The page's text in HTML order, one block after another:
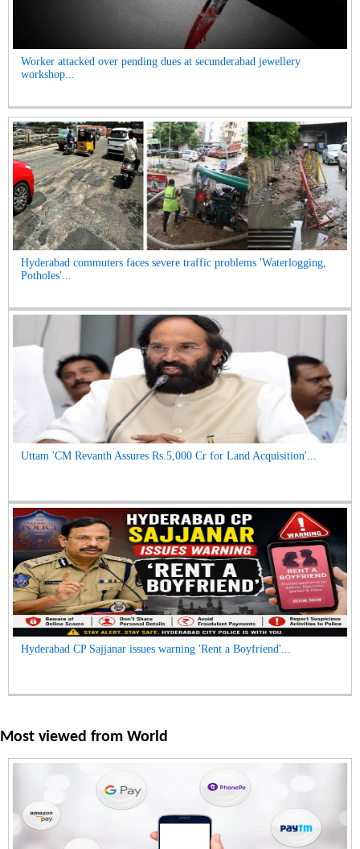
Worker attacked over pending dues at secunderabad jewellery
workshop...
Hyderabad commuters faces severe traffic problems 'Waterlogging,
Potholes'...
Uttam 'CM Revanth Assures Rs.5,000 Cr for Land Acquisition'...
Hyderabad CP Sajjanar issues warning 'Rent a Boyfriend'...
Most viewed from World